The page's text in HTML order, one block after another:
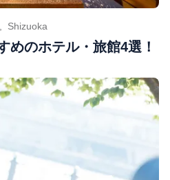
Shizuoka
めのホテル・旅館4選！